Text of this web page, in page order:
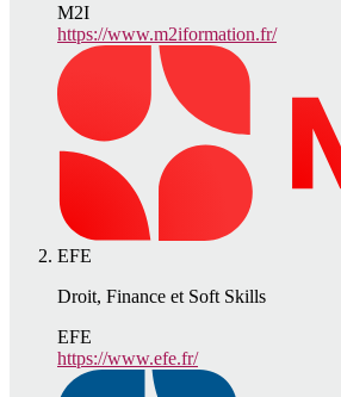
M2I
https://www.m2iformation.fr/
EFE
Droit, Finance et Soft Skills
EFE
https://www.efe.fr/